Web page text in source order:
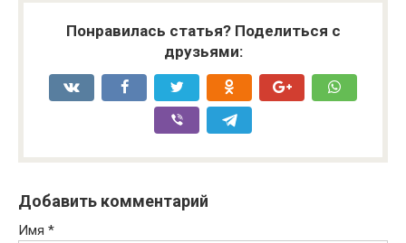
Понравилась статья? Поделиться с
друзьями:
Добавить комментарий
Имя *